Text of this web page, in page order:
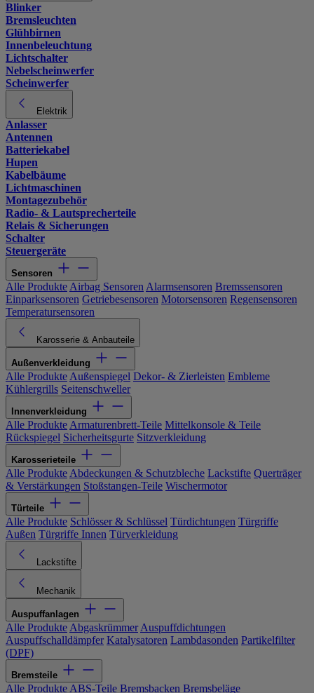
Blinker
Bremsleuchten
Glühbirnen
Innenbeleuchtung
Lichtschalter
Nebelscheinwerfer
Scheinwerfer
Elektrik
Anlasser
Antennen
Batteriekabel
Hupen
Kabelbäume
Lichtmaschinen
Montagezubehör
Radio- & Lautsprecherteile
Relais & Sicherungen
Schalter
Steuergeräte
Sensoren
Alle Produkte Airbag Sensoren Alarmsensoren Bremssensoren
Einparksensoren Getriebesensoren Motorsensoren Regensensoren
Temperatursensoren
Karosserie & Anbauteile
Außenverkleidung
Alle Produkte Außenspiegel Dekor- & Zierleisten Embleme
Kühlergrills Seitenschweller
Innenverkleidung
Alle Produkte Armaturenbrett-Teile Mittelkonsole & Teile
Rückspiegel Sicherheitsgurte Sitzverkleidung
Karosserieteile
Alle Produkte Abdeckungen & Schutzbleche Lackstifte Querträger
& Verstärkungen Stoßstangen-Teile Wischermotor
Türteile
Alle Produkte Schlösser & Schlüssel Türdichtungen Türgriffe
Außen Türgriffe Innen Türverkleidung
Lackstifte
Mechanik
Auspuffanlagen
Alle Produkte Abgaskrümmer Auspuffdichtungen
Auspuffschalldämpfer Katalysatoren Lambdasonden Partikelfilter
(DPF)
Bremsteile
Alle Produkte ABS-Teile Bremsbacken Bremsbeläge